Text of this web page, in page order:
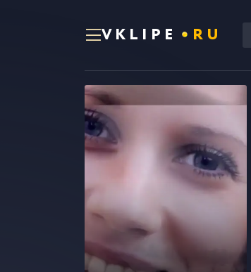
VKLIPE RU